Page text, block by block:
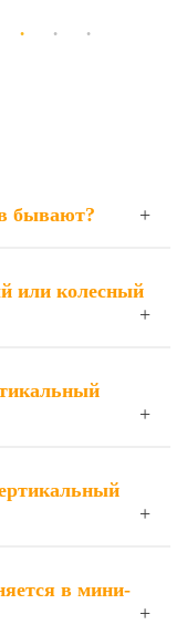
бывают?
или колесный
в мини-